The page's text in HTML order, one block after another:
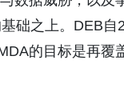
础之上。DEB自
的目标是再